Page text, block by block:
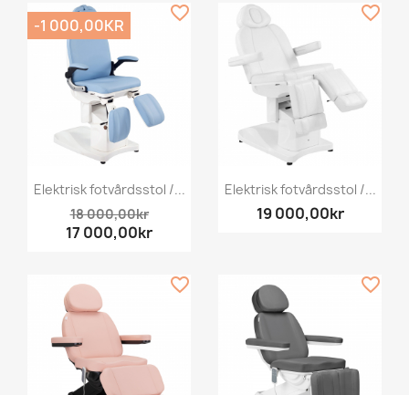
Elektrisk fotvårdsstol /...
18 000,00kr
17 000,00kr
-1 000,00KR
favorite_border
Elektrisk fotvårdsstol /...
19 000,00kr
favorite_border
favorite_border favorite_border